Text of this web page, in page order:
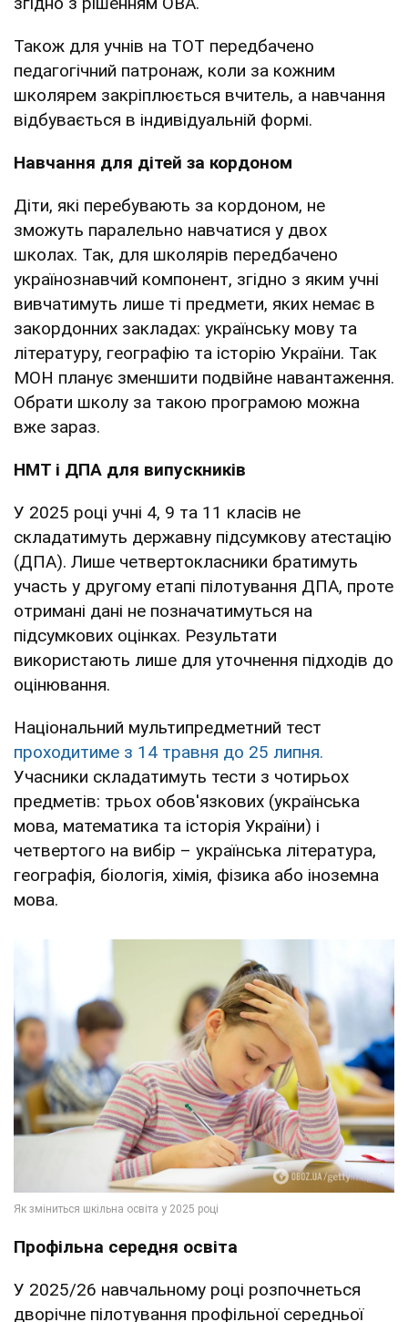
Також для учнів на ТОТ передбачено
педагогічний патронаж, коли за кожним
школярем закріплюється вчитель, а навчання
відбувається в індивідуальній формі.
Навчання для дітей за кордоном
Діти, які перебувають за кордоном, не
зможуть паралельно навчатися у двох
школах. Так, для школярів передбачено
українознавчий компонент, згідно з яким учні
вивчатимуть лише ті предмети, яких немає в
закордонних закладах: українську мову та
літературу, географію та історію України. Так
МОН планує зменшити подвійне навантаження.
Обрати школу за такою програмою можна
вже зараз.
НМТ і ДПА для випускників
У 2025 році учні 4, 9 та 11 класів не
складатимуть державну підсумкову атестацію
(ДПА). Лише четвертокласники братимуть
участь у другому етапі пілотування ДПА, проте
отримані дані не позначатимуться на
підсумкових оцінках. Результати
використають лише для уточнення підходів до
оцінювання.
Національний мультипредметний тест
проходитиме з 14 травня до 25 липня.
Учасники складатимуть тести з чотирьох
предметів: трьох обов'язкових (українська
мова, математика та історія України) і
четвертого на вибір – українська література,
географія, біологія, хімія, фізика або іноземна
мова.
Профільна середня освіта
У 2025/26 навчальному році розпочнеться
дворічне пілотування профільної середньої